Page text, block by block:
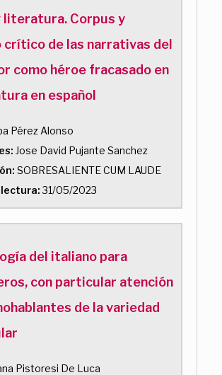
literatura. Corpus y
crítico de las narrativas del
como héroe fracasado en
en español
Pérez Alonso
Jose David Pujante Sanchez
SOBRESALIENTE CUM LAUDE
lectura:31/05/2023
del italiano para
con particular atención
de la variedad
Pistoresi De Luca